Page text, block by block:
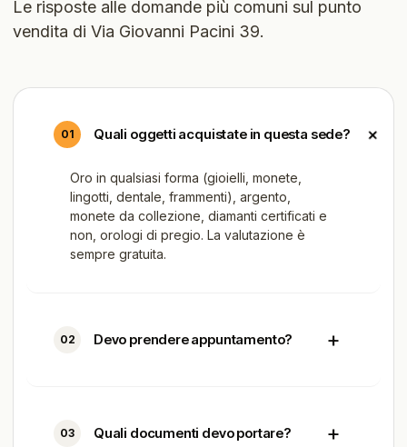
Le risposte alle domande più comuni sul punto
vendita di Via Giovanni Pacini 39.
01 Quali oggetti acquistate in questa sede? +
Oro in qualsiasi forma (gioielli, monete,
lingotti, dentale, frammenti), argento,
monete da collezione, diamanti certificati e
non, orologi di pregio. La valutazione è
sempre gratuita.
02 Devo prendere appuntamento? +
03 Quali documenti devo portare? +